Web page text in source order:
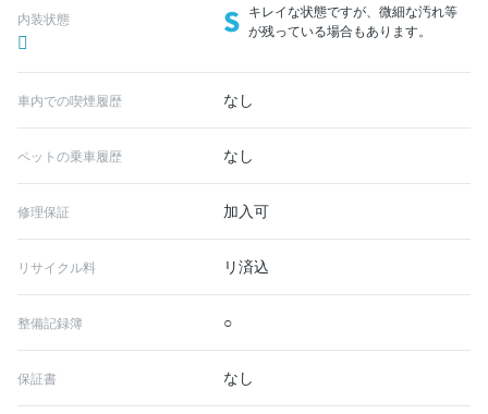
内装状態 S キレイな状態ですが、微細な汚れ等
が残っている場合もあります。
車内での喫煙履歴 なし
ペットの乗車履歴 なし
修理保証 加入可
リサイクル料 リ済込
整備記録簿 ○
保証書 なし